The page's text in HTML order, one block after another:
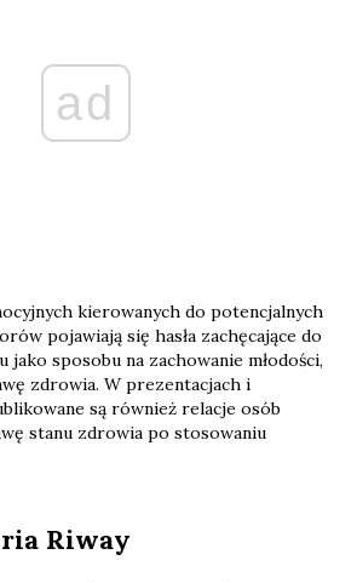
ad
kierowanych do potencjalnych
pojawiają się hasła zachęcające do
sposobu na zachowanie młodości,
zdrowia. W prezentacjach i
są również relacje osób
stanu zdrowia po stosowaniu
Riway